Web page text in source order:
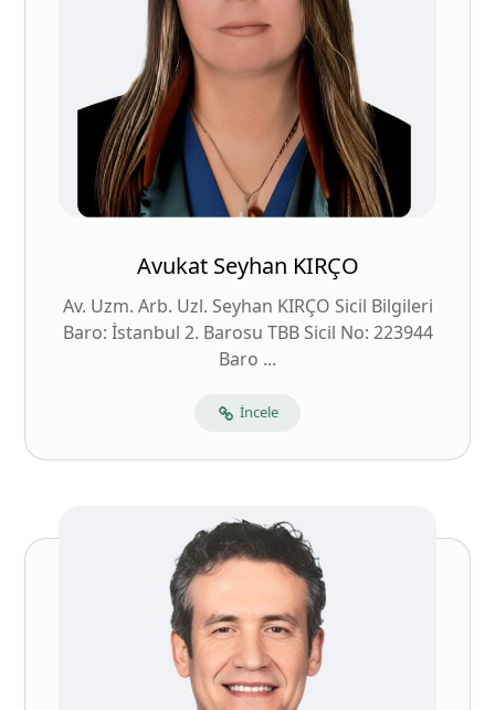
Avukat Seyhan KIRÇO
Av. Uzm. Arb. Uzl. Seyhan KIRÇO Sicil Bilgileri
Baro: İstanbul 2. Barosu TBB Sicil No: 223944
Baro ...
İncele